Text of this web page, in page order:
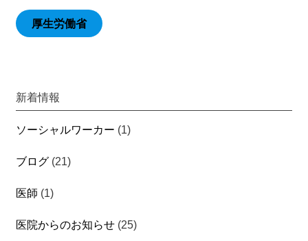
厚生労働省
新着情報
ソーシャルワーカー (1)
ブログ(21)
医師 (1)
医院からのお知らせ(25)